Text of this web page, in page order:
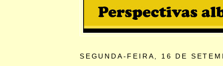
SEGUNDA-FEIRA, 16 DE